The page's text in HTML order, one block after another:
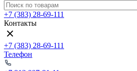
+7 (383) 28-69-111
Контакты
+7 (383) 28-69-111
Телефон